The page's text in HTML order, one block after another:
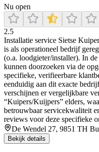
Nu open
2.5
Installatie service Sietse
is als operationeel bedrijf
(o.a. loodgieter/installer). In
kunnen doorzoeken via de
specifieke, verifieerbare
eenduidig aan dit exacte
verschijnen er vergelijkbare
“Kuipers/Kuijpers” elders,
betrouwbaar servicekwaliteit
reviews voor deze specifieke
De Wendel 27, 9851 TH
Bekijk details